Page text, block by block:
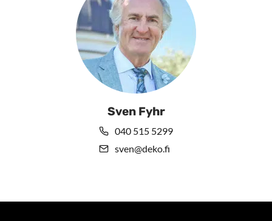
Sven Fyhr
040 515 5299
sven@deko.fi